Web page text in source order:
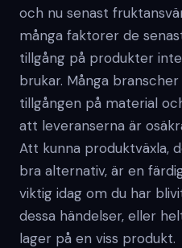
och nu senast
många faktorer de
tillgång på produkter
brukar. Många
tillgången på material
att leveranserna är
Att kunna produktväxla,
bra alternativ, är en
viktig idag om du har
dessa händelser, eller
lager på en viss produkt.